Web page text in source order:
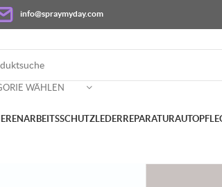
info@spraymyday.com
WÄHLEN
ARBEITSSCHUTZLEDERREPARATUR